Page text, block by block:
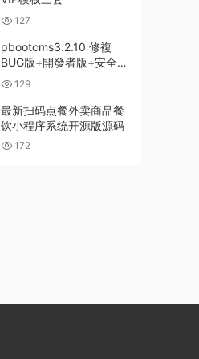
127
pbootcms3.2.10 修複
BUG版+開發者版+安全加
強版下載
129
最新扫码点餐外卖商品餐
饮小程序系统开源版源码
172